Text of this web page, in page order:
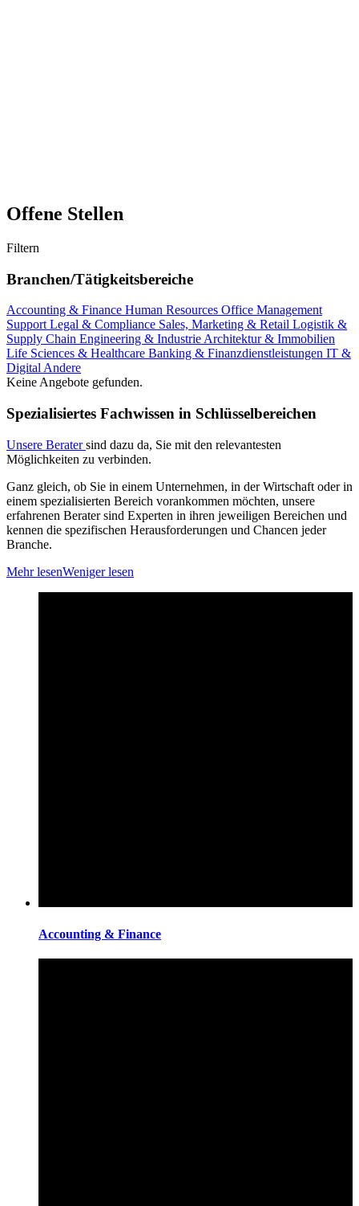
Offene Stellen
Filtern
Branchen/Tätigkeitsbereiche
Accounting & Finance Human Resources Office Management
SupportLegal & Compliance Sales, Marketing & Retail Logistik &
Supply Chain Engineering & IndustrieArchitektur & Immobilien
Life Sciences & Healthcare Banking & Finanzdienstleistungen IT &
DigitalAndere
Keine Angebote gefunden.
Spezialisiertes Fachwissen in Schlüsselbereichen
Unsere Beratersind dazu da, Sie mit den relevantesten
Möglichkeiten zu verbinden.
Ganz gleich, ob Sie in einem Unternehmen, in der Wirtschaft oder in
einem spezialisierten Bereich vorankommen möchten, unsere
erfahrenen Berater sind Experten in ihren jeweiligen Bereichen und
kennen die spezifischen Herausforderungen und Chancen jeder
Branche.
Mehr lesenWeniger lesen
Accounting & Finance